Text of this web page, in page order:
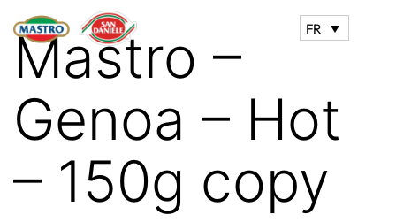
FR
Mastro –
Genoa – Hot
– 150g copy